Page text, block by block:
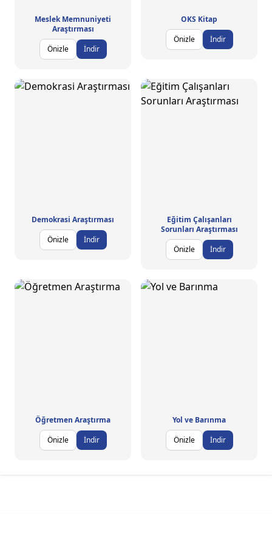
Meslek Memnuniyeti
Araştırması
Önizle
İndir
OKS Kitap
Önizle
İndir
Demokrasi Araştırması
Önizle
İndir
Eğitim Çalışanları
Sorunları Araştırması
Önizle
İndir
Öğretmen Araştırma
Önizle
İndir
Yol ve Barınma
Önizle
İndir